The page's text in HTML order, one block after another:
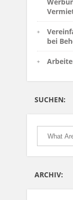
bei
SUCHEN:
ARCHIV: